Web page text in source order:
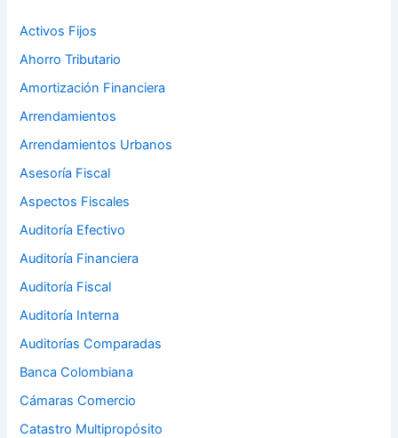
Activos Fijos
Ahorro Tributario
Amortización Financiera
Arrendamientos
Arrendamientos Urbanos
Asesoría Fiscal
Aspectos Fiscales
Auditoría Efectivo
Auditoría Financiera
Auditoría Fiscal
Auditoría Interna
Auditorías Comparadas
Banca Colombiana
Cámaras Comercio
Catastro Multipropósito